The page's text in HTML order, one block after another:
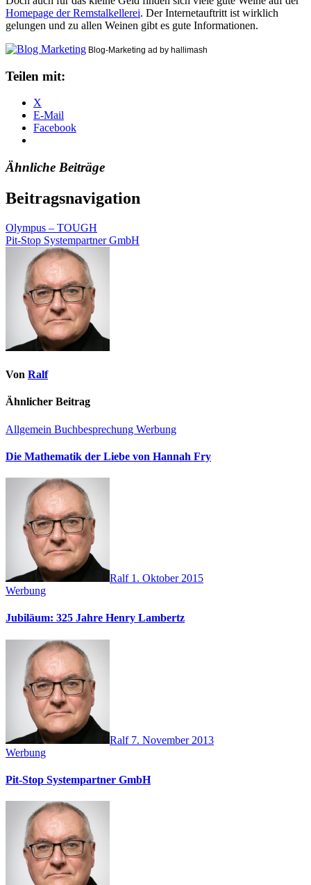
Homepage der Remstalkellerei. Der Internetauftritt ist wirklich
gelungen und zu allen Weinen gibt es gute Informationen.
Blog-Marketing ad by hallimash
Teilen mit:
X
E-Mail
Facebook
Ähnliche Beiträge
Beitragsnavigation
Olympus – TOUGH
Pit-Stop Systempartner GmbH
Von Ralf
Ähnlicher Beitrag
Allgemein Buchbesprechung Werbung
Die Mathematik der Liebe von Hannah Fry
Ralf 1. Oktober 2015
Werbung
Jubiläum: 325 Jahre Henry Lambertz
Ralf 7. November 2013
Werbung
Pit-Stop Systempartner GmbH